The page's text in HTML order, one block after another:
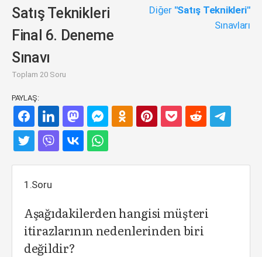
Satış Teknikleri
Final 6. Deneme
Sınavı
Toplam 20 Soru
Diğer "Satış Teknikleri"
Sınavları
PAYLAŞ:
1.Soru
Aşağıdakilerden hangisi müşteri
itirazlarının nedenlerinden biri
değildir?